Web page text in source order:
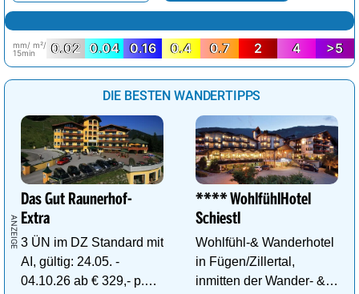
mm/ m²/
15min
0.02 0.04 0.16 0.4 0.7 2 4 >5
DIE BESTEN WANDERTIPPS
Das Gut Raunerhof-
Extra
3 ÜN im DZ Standard mit
AI, gültig: 24.05. -
04.10.26 ab € 329,- p.P.
**** WohlfühlHotel
Schiestl
Wohlfühl-& Wanderhotel
in Fügen/Zillertal,
inmitten der Wander- &